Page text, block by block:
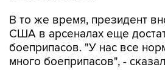
В то же время, президент
США в арсеналах еще
боеприпасов. "У нас все
много боеприпасов", -